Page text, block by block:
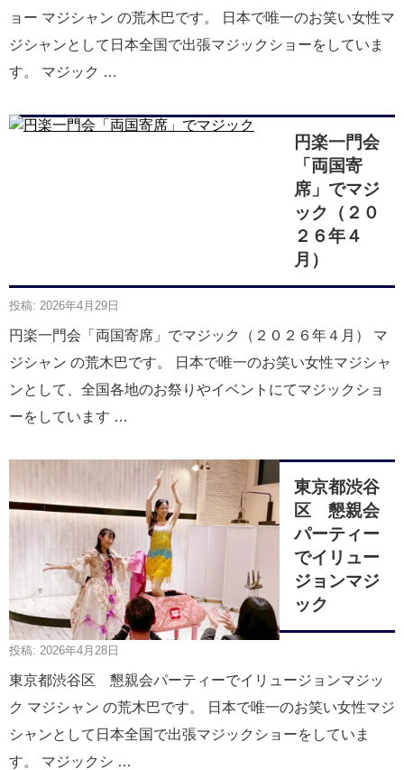
ョー マジシャン の荒木巴です。 日本で唯一のお笑い女性マ
ジシャンとして日本全国で出張マジックショーをしていま
す。 マジック …
円楽一門会
「両国寄
席」でマジ
ック（２０
２６年４
月）
投稿: 2026年4月29日
円楽一門会「両国寄席」でマジック（２０２６年４月） マ
ジシャン の荒木巴です。 日本で唯一のお笑い女性マジシャ
ンとして、全国各地のお祭りやイベントにてマジックショ
ーをしています …
東京都渋谷
区 懇親会
パーティー
でイリュー
ジョンマジ
ック
投稿: 2026年4月28日
東京都渋谷区 懇親会パーティーでイリュージョンマジッ
ク マジシャン の荒木巴です。 日本で唯一のお笑い女性マジ
シャンとして日本全国で出張マジックショーをしていま
す。 マジックシ …